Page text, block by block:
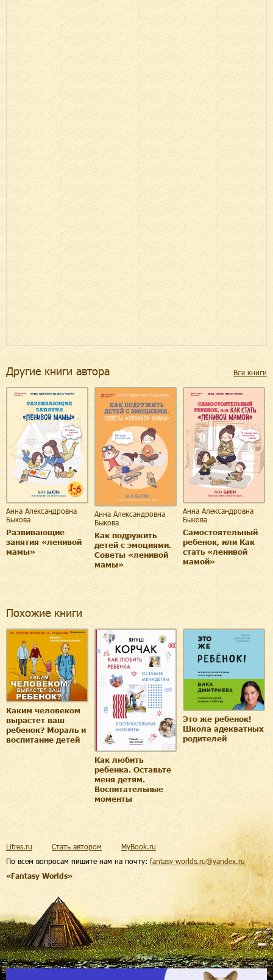
Другие книги автора Все книги
Анна Александровна
Быкова
Развивающие
занятия «ленивой
мамы»
Анна Александровна
Быкова
Как подружить
детей с эмоциями.
Советы «ленивой
мамы»
Анна Александровна
Быкова
Самостоятельный
ребенок, или Как
стать «ленивой
мамой»
Похожие книги
Каким человеком
вырастет ваш
ребенок? Мораль и
воспитание детей
Как любить
ребенка. Оставьте
меня детям.
Воспитательные
моменты
Это же ребенок!
Школа адекватных
родителей
По всем вопросам пишите нам на почту: fantasy-worlds.ru@yandex.ru
«Fantasy Worlds»
Litres.ru Стать автором MyBook.ru